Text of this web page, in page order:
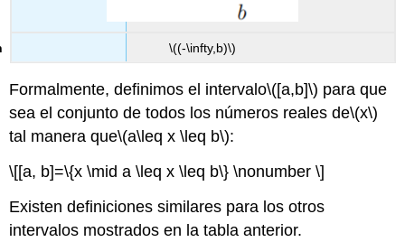
\((-\infty,b)\)
Formalmente, definimos el intervalo\([a,b]\) para que
sea el conjunto de todos los números reales de\(x\)
tal manera que\(a\leq x \leq b\):
\[[a, b]=\{x \mid a \leq x \leq b\} \nonumber \]
Existen definiciones similares para los otros
intervalos mostrados en la tabla anterior.